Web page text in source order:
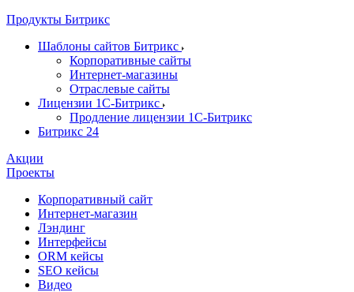
Продукты Битрикс
Шаблоны сайтов Битрикс
Корпоративные сайты
Интернет-магазины
Отраслевые сайты
Лицензии 1С-Битрикс
Продление лицензии 1С-Битрикс
Битрикс 24
Акции
Проекты
Корпоративный сайт
Интернет-магазин
Лэндинг
Интерфейсы
ORM кейсы
SEO кейсы
Видео